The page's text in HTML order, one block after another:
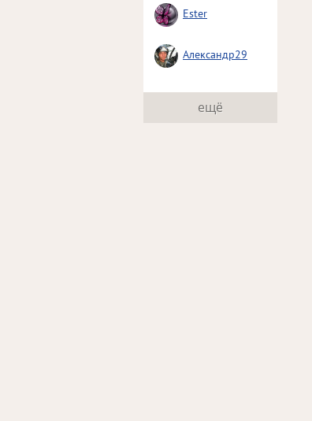
Ester
Aлександр29
ещё